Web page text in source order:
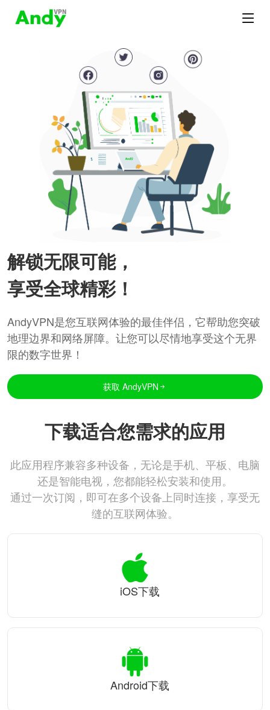
解锁无限可能，
享受全球精彩！
AndyVPN是您互联网体验的最佳伴侣，它帮助您突破
地理边界和网络屏障。让您可以尽情地享受这个无界
限的数字世界！
获取 AndyVPN
下载适合您需求的应用
此应用程序兼容多种设备，无论是手机、平板、电脑
还是智能电视，您都能轻松安装和使用。
通过一次订阅，即可在多个设备上同时连接，享受无
缝的互联网体验。
iOS下载
Android下载